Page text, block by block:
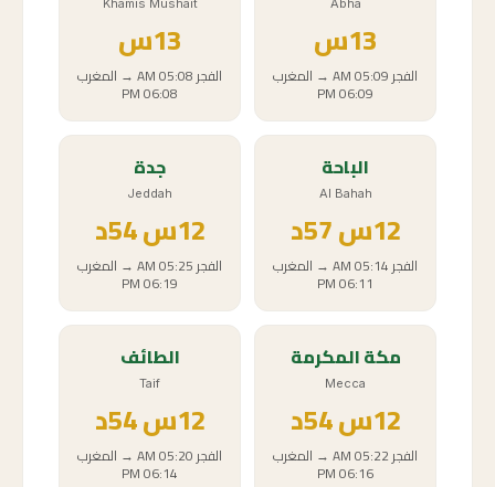
Abha
13س
الفجر05:09 AM
→ المغرب
06:09 PM
Khamis Mushait
13س
الفجر05:08 AM
→ المغرب
06:08 PM
الباحة
Al Bahah
12س
الفجر05:14 AM
→ المغرب
06:11 PM
جدة
Jeddah
12س54د
الفجر05:25 AM
→ المغرب
06:19 PM
مكة المكرمة
Mecca
12س54د
الفجر05:22 AM
→ المغرب
06:16 PM
الطائف
Taif
12س54د
الفجر05:20 AM
→ المغرب
06:14 PM